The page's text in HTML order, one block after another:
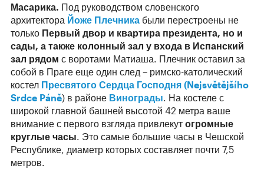
Масарика. Под руководством словенского
архитектора Йоже Плечника были перестроены не
только Первый двор и квартира президента, но и
сады, а также колонный зал у входа в Испанский
зал рядом с воротами Матиаша. Плечник оставил за
собой в Праге еще один след – римско-католический
костел Пресвятого Сердца Господня (Nejsvětějšího
Srdce Páně) в районе Винограды. На костеле с
широкой главной башней высотой 42 метра ваше
внимание с первого взгляда привлекут огромные
круглые часы. Это самые большие часы в Чешской
Республике, диаметр которых составляет почти 7,5
метров.